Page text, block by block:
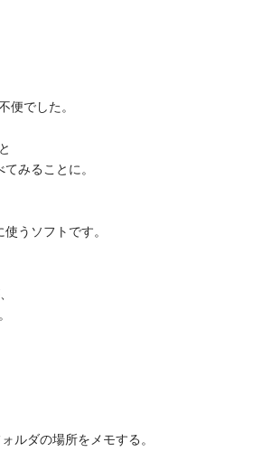
便でした。
みることに。
うソフトです。
ルダの場所をメモする。